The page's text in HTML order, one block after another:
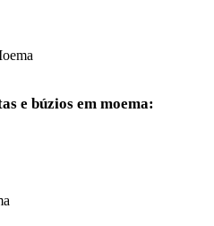
e búzios em moema: